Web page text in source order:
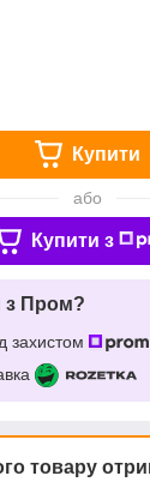
Купити
або
Купити з
з Пром?
захистом
товару